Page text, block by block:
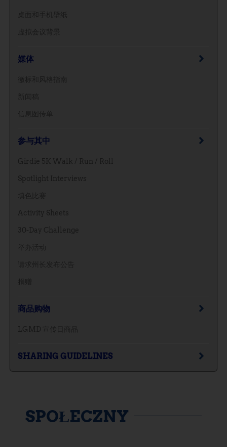
媒体
徽标和风格指南
信息图传单
参与其中
Girdie 5K Walk / Run / Roll
Spotlight Interviews
Activity Sheets
30-Day Challenge
请求州长发布公告
商品购物
LGMD 宣传日商品
SHARING GUIDELINES
SPOŁECZNY